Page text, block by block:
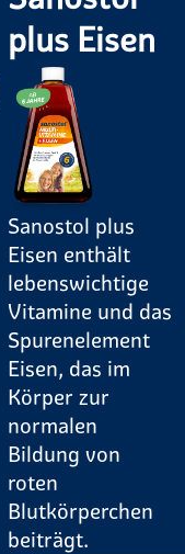
plus Eisen
Sanostol plus
Eisen enthält
lebenswichtige
Vitamine und das
Spurenelement
Eisen, das im
Körper zur
normalen
Bildung von
roten
Blutkörperchen
beiträgt.